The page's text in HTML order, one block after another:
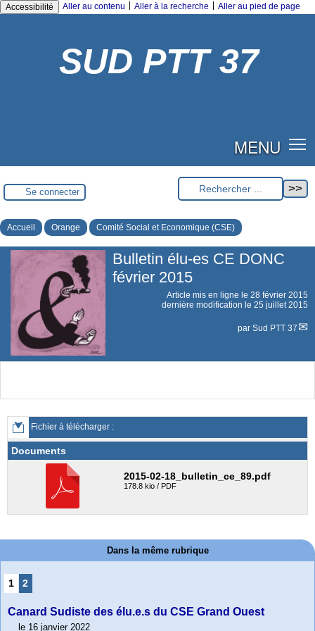
Accessibilité Aller au contenu Aller à la recherche Aller au pied de page
SUD PTT 37
MENU
Se connecter
Accueil Orange Comité Social et Economique (CSE)
Bulletin élu-es CE DONC
février 2015
Article mis en ligne le 28 février 2015
dernière modification le 25 juillet 2015
par Sud PTT 37
Fichier à télécharger :
Documents
2015-02-18_bulletin_ce_89.pdf
178.8 kio / PDF
Dans la même rubrique
1 2
Canard Sudiste des élu.e.s du CSE Grand Ouest
le 16 janvier 2022